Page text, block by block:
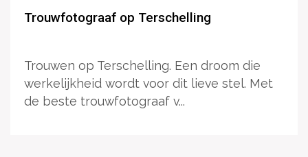
Trouwfotograaf op Terschelling
Trouwen op Terschelling. Een droom die
werkelijkheid wordt voor dit lieve stel. Met
de beste trouwfotograaf v...